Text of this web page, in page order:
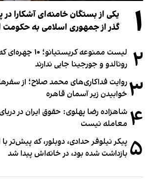
۱
یکی از بستگان خامنه‌ای آشکارا
گذر از جمهوری اسلامی به
۲
لیست ممنوعه
رونالدو و جورجینا جایی ندارند
۳ خوابیدن زیر آسمان قاهره
۴ شاهزاده رضا پهلوی: حقوق ایران در
معامله نیست
۵ پیکر نیلوفر حدادی، دوبلور، که پیش‌تر
بازداشت شده بود، در خانه‌اش پیدا شد